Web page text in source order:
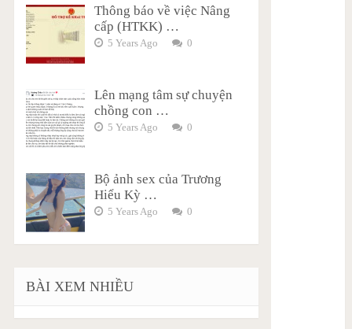
Thông báo về việc Nâng
cấp (HTKK) …
5 Years Ago 0
Lên mạng tâm sự chuyện
chồng con …
5 Years Ago 0
Bộ ảnh sex của Trương
Hiểu Kỳ …
5 Years Ago 0
BÀI XEM NHIỀU